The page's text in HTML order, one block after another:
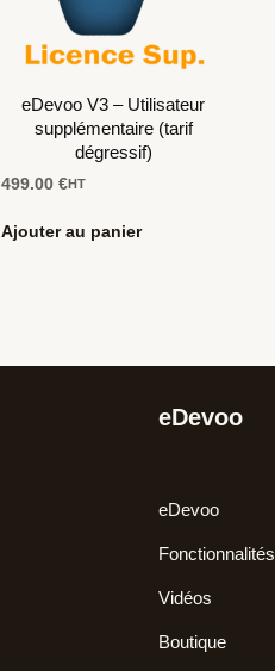
eDevoo V3 – Utilisateur
supplémentaire (tarif
dégressif)
499.00 €HT
Ajouter au panier
eDevoo
eDevoo
Fonctionnalités
Vidéos
Boutique